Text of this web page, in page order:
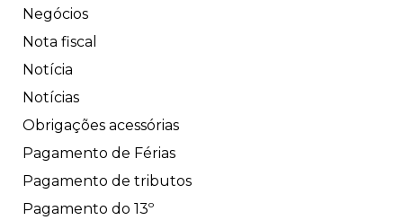
Negócios
Nota fiscal
Notícia
Notícias
Obrigações acessórias
Pagamento de Férias
Pagamento de tributos
Pagamento do 13º